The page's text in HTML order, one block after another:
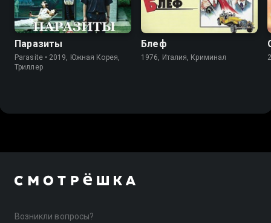
Паразиты
Parasite • 2019, Южная Корея,
Триллер
Блеф
1976, Италия, Криминал
Возникли вопросы?